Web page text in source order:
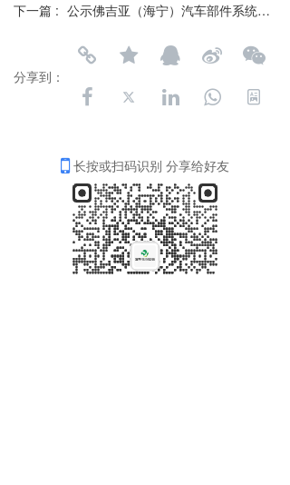
下一篇 : 公示佛吉亚（海宁）汽车部件系统有限公司年产40万套汽车内外饰项目 竣工环境保护验收报告
分享到：
长按或扫码识别 分享给好友